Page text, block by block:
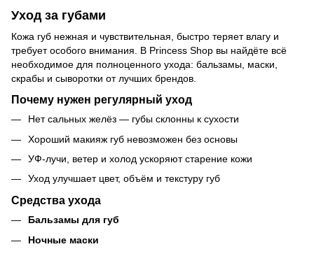
Уход за губами
Кожа губ нежная и чувствительная, быстро теряет влагу и
требует особого внимания. В Princess Shop вы найдёте всё
необходимое для полноценного ухода: бальзамы, маски,
скрабы и сыворотки от лучших брендов.
Почему нужен регулярный уход
Нет сальных желёз — губы склонны к сухости
Хороший макияж губ невозможен без основы
УФ-лучи, ветер и холод ускоряют старение кожи
Уход улучшает цвет, объём и текстуру губ
Средства ухода
Бальзамы для губ
Ночные маски